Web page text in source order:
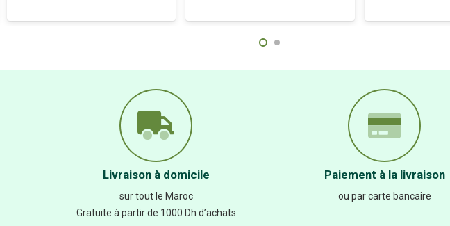
Livraison à domicile
sur tout le Maroc
Gratuite à partir de 1000 Dh d’achats
Paiement à la livraison
ou par carte bancaire